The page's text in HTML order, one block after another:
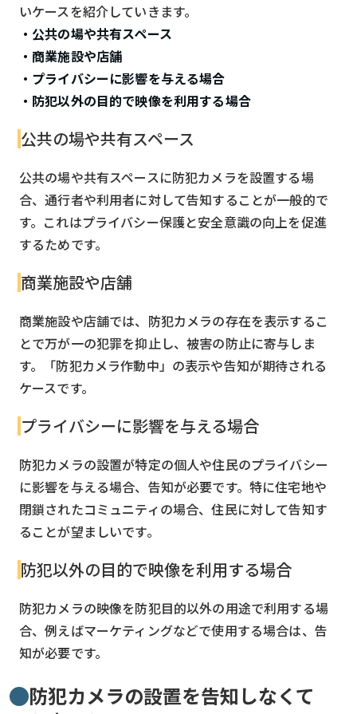
いケースを紹介していきます。
・公共の場や共有スペース
・商業施設や店舗
・プライバシーに影響を与える場合
・防犯以外の目的で映像を利用する場合
公共の場や共有スペース
公共の場や共有スペースに防犯カメラを設置する場
合、通行者や利用者に対して告知することが一般的で
す。これはプライバシー保護と安全意識の向上を促進
するためです。
商業施設や店舗
商業施設や店舗では、防犯カメラの存在を表示するこ
とで万が一の犯罪を抑止し、被害の防止に寄与しま
す。「防犯カメラ作動中」の表示や告知が期待される
ケースです。
プライバシーに影響を与える場合
防犯カメラの設置が特定の個人や住民のプライバシー
に影響を与える場合、告知が必要です。特に住宅地や
閉鎖されたコミュニティの場合、住民に対して告知す
ることが望ましいです。
防犯以外の目的で映像を利用する場合
防犯カメラの映像を防犯目的以外の用途で利用する場
合、例えばマーケティングなどで使用する場合は、告
知が必要です。
防犯カメラの設置を告知しなくて